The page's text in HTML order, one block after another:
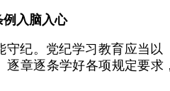
入脑入心
守纪。党纪学习教育应当
逐章逐条学好各项规定要